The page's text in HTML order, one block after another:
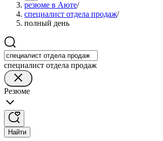
резюме в Аюте/
специалист отдела продаж/
полный день
специалист отдела продаж
Резюме
Найти